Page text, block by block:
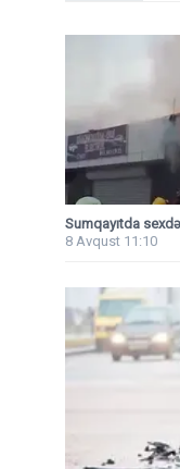
Sumqayıtda
8 Avqust 11:10